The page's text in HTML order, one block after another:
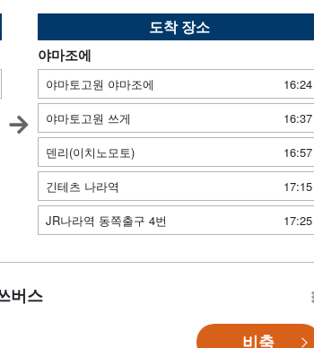
도착 장소
야마조에
야마토고원 야마조에
16:24
야마토고원 쓰게
16:37
덴리(이치노모토)
16:57
긴테츠 나라역
17:15
JR나라역 동쪽출구 4번
17:25
버스
비축